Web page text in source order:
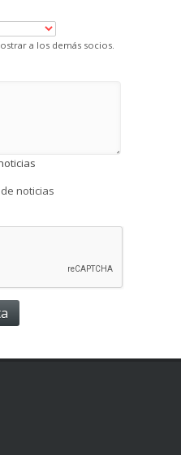
a los demás socios.
noticias